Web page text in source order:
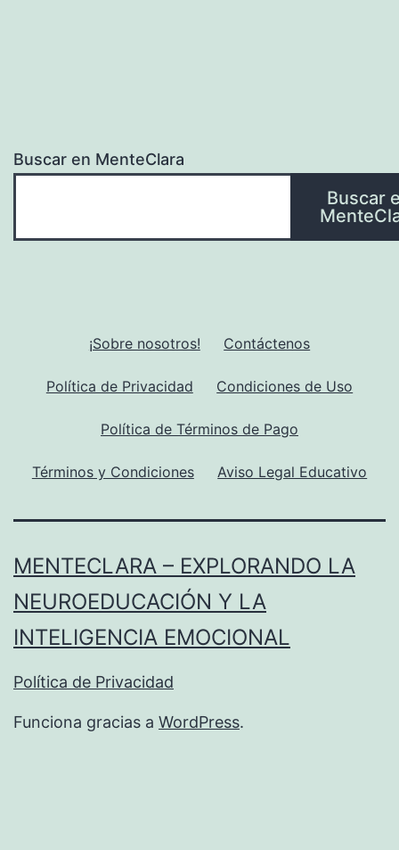
Buscar en MenteClara
Buscar
¡Sobre nosotros! Contáctenos
Política de Privacidad Condiciones de Uso
Política de Términos de Pago
Términos y Condiciones Aviso Legal Educativo
MENTECLARA – EXPLORANDO LA
NEUROEDUCACIÓN Y LA
INTELIGENCIA EMOCIONAL
Política de Privacidad
Funciona gracias a WordPress.